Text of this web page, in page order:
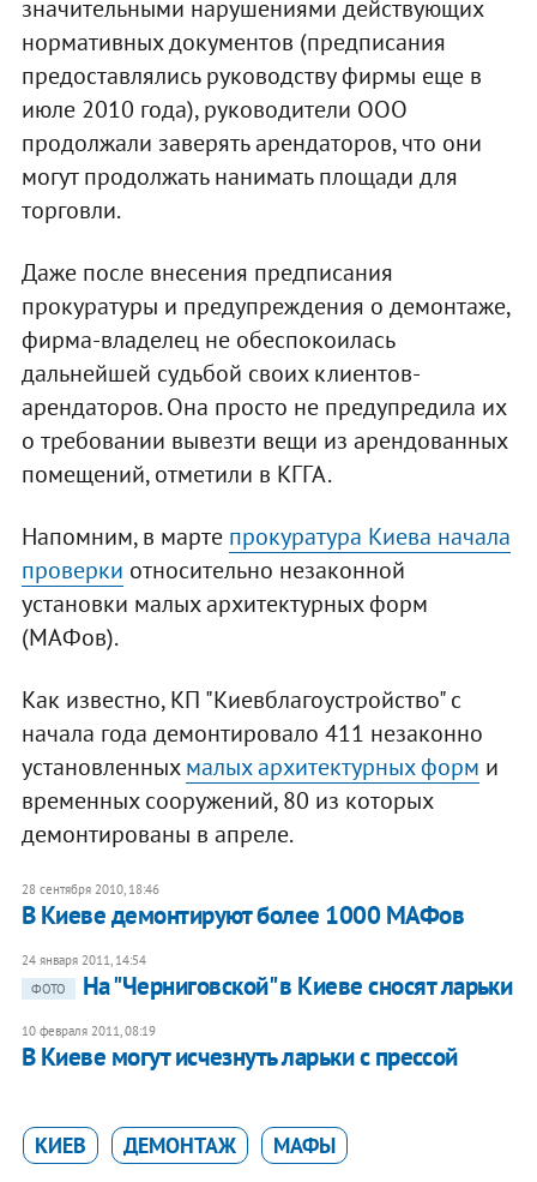
значительными нарушениями действующих
нормативных документов (предписания
предоставлялись руководству фирмы еще в
июле 2010 года), руководители ООО
продолжали заверять арендаторов, что они
могут продолжать нанимать площади для
торговли.
Даже после внесения предписания
прокуратуры и предупреждения о демонтаже,
фирма-владелец не обеспокоилась
дальнейшей судьбой своих клиентов-
арендаторов. Она просто не предупредила их
о требовании вывезти вещи из арендованных
помещений, отметили в КГГА.
Напомним, в марте прокуратура Киева начала
проверки относительно незаконной
установки малых архитектурных форм
(МАФов).
Как известно, КП "Киевблагоустройство" с
начала года демонтировало 411 незаконно
установленныхмалых архитектурных форм и
временных сооружений, 80 из которых
демонтированы в апреле.
28 сентября 2010, 18:46
В Киеве демонтируют более 1000 МАФов
24 января 2011, 14:54
ФОТО
На "Черниговской" в Киеве сносят ларьки
10 февраля 2011, 08:19
В Киеве могут исчезнуть ларьки с прессой
КИЕВ ДЕМОНТАЖ МАФЫ